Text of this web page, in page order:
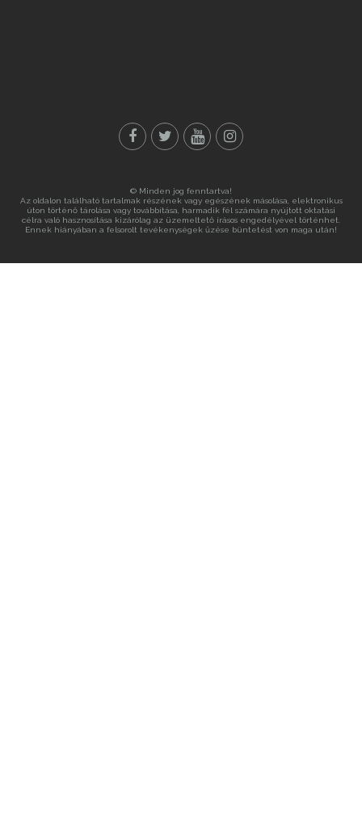
© Minden jog fenntartva!
Az oldalon található tartalmak részének vagy egészének másolása, elektronikus
úton történő tárolása vagy továbbítása, harmadik fél számára nyújtott oktatási
célra való hasznosítása kizárólag az üzemeltető írásos engedélyével történhet.
Ennek hiányában a felsorolt tevékenységek űzése büntetést von maga után!